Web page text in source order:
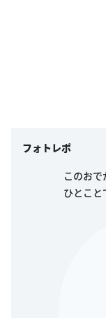
フォトレポ
このお
ひとこと